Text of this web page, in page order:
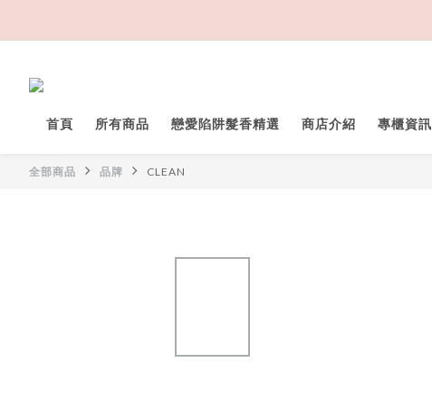
首頁 所有商品 戀愛陷阱髮香精選 商店介紹 專櫃資訊
全部商品 品牌 CLEAN